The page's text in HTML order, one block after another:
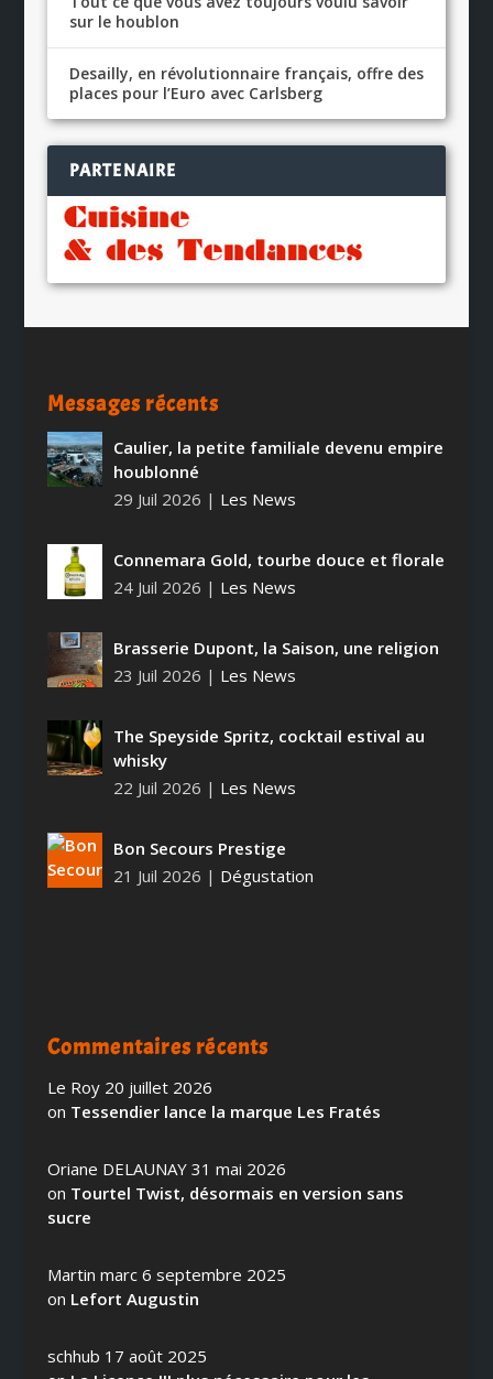
sur le houblon
Desailly, en révolutionnaire français, offre des
places pour l’Euro avec Carlsberg
PARTENAIRE
Messages récents
Caulier, la petite familiale devenu empire
houblonné
29 Juil 2026 | Les News
Connemara Gold, tourbe douce et florale
24 Juil 2026 | Les News
Brasserie Dupont, la Saison, une religion
23 Juil 2026 | Les News
The Speyside Spritz, cocktail estival au
whisky
22 Juil 2026 | Les News
Bon Secours Prestige
21 Juil 2026 | Dégustation
Commentaires récents
Le Roy 20 juillet 2026
on Tessendier lance la marque Les Fratés
Oriane DELAUNAY 31 mai 2026
on Tourtel Twist, désormais en version sans
sucre
Martin marc 6 septembre 2025
on Lefort Augustin
schhub 17 août 2025